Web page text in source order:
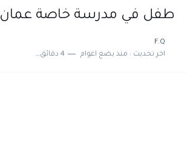
طفل في مدرسة خاصة عمان
F.Q
اخر تحديث : منذ بضع اعوام 4 دقائق للقراءة